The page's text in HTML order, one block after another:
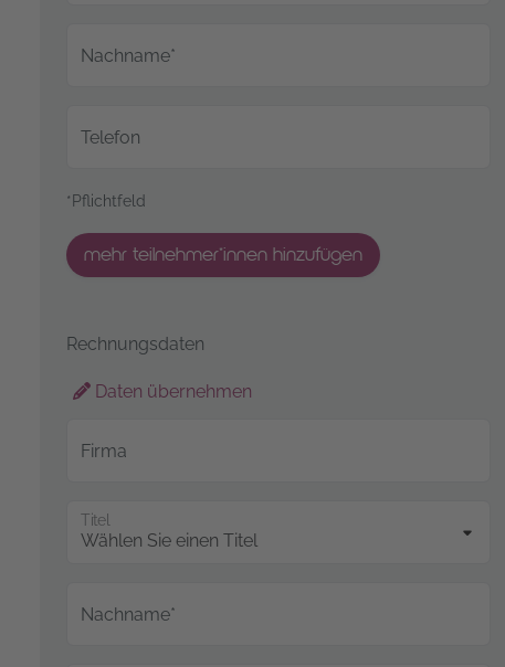
Nachname*
Telefon
*Pflichtfeld
mehr teilnehmer*innen hinzufügen
Rechnungsdaten
Daten übernehmen
Firma
Titel
Nachname*